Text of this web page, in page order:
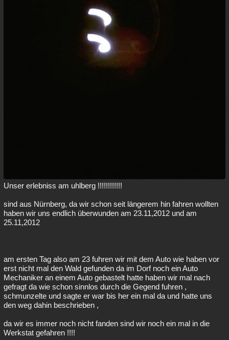
Unser erlebniss am uhlberg !!!!!!!!!!!!
sind aus Nürnberg, da wir schon seit längerem hin fahren wollten
haben wir uns endlich überwunden am 23.11,2012 und am
25.11,2012
am ersten Tag also am 23 fuhren wir mit dem Auto wie haben vor
erst nicht mal den Wald gefunden da im Dorf noch ein Auto
Mechaniker an einem Auto gebastelt hatte haben wir mal nach
gefragt da wie schon sinnlos durch die Gegend fuhren ,
schmunzelte und sagte er war bis her ein mal da und hatte uns
den weg dahin beschrieben ,
da wir es immer noch nicht fanden sind wir noch ein mal in die
Werkstat gefahren !!!!